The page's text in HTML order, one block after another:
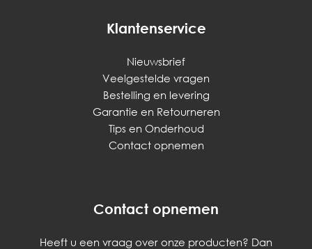
Klantenservice
Nieuwsbrief
Veelgestelde vragen
Bestelling en levering
Garantie en Retourneren
Tips en Onderhoud
Contact opnemen
Contact opnemen
Heeft u een vraag over onze producten? Dan